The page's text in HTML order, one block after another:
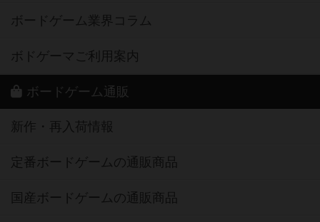
ボードゲーム業界コラム
ボドゲーマご利用案内
ボードゲーム通販
新作・再入荷情報
定番ボードゲームの通販商品
国産ボードゲームの通販商品